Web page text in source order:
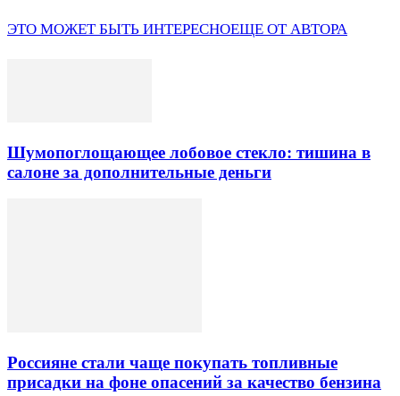
ЭТО МОЖЕТ БЫТЬ ИНТЕРЕСНОЕЩЕ ОТ АВТОРА
Шумопоглощающее лобовое стекло: тишина в
салоне за дополнительные деньги
Россияне стали чаще покупать топливные
присадки на фоне опасений за качество бензина